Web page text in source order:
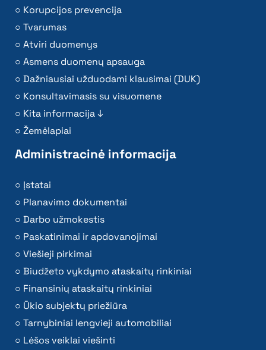
Korupcijos prevencija
Tvarumas
Atviri duomenys
Asmens duomenų apsauga
Dažniausiai užduodami klausimai (DUK)
Konsultavimasis su visuomene
Kita informacija ↓
Žemėlapiai
Administracinė informacija
Įstatai
Planavimo dokumentai
Darbo užmokestis
Paskatinimai ir apdovanojimai
Viešieji pirkimai
Biudžeto vykdymo ataskaitų rinkiniai
Finansinių ataskaitų rinkiniai
Ūkio subjektų priežiūra
Tarnybiniai lengvieji automobiliai
Lėšos veiklai viešinti